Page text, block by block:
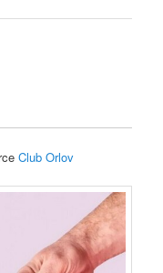
Club Orlov